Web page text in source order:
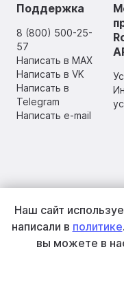
Поддержка
8 (800) 500-25-
57
Написать в MAX
Написать в VK
Написать в
Telegram
Написать e-mail
Наш сайт
написали в политике
вы можете в